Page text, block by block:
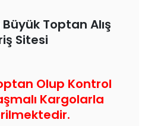
Toptan Alış
Sitesi
Olup Kontrol
Kargolarla